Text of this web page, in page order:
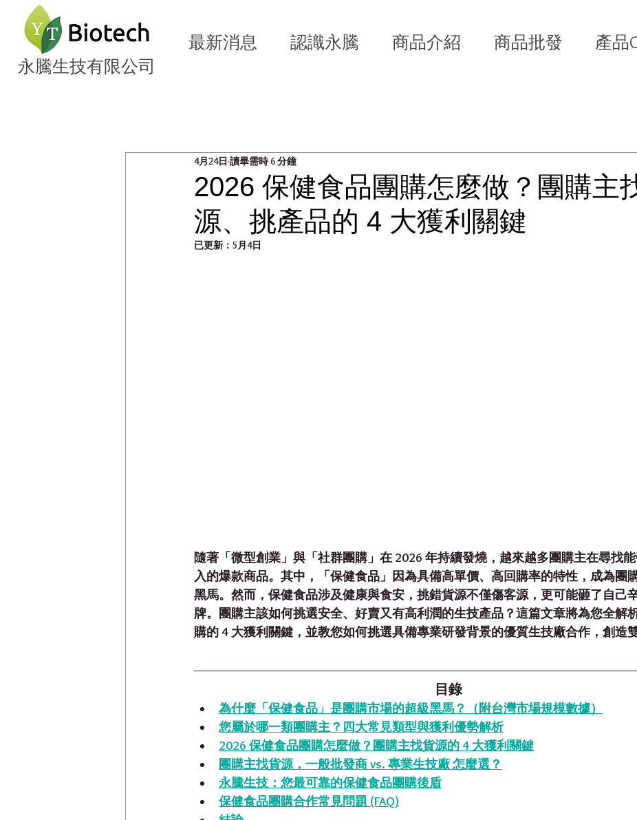
騰生技有限公司
最新消息 認識永騰 商品介紹 商品批發 產品
2026 保健食品團購怎麼做？團購主
源、挑產品的 4 大獲利關鍵
4月24日 讀畢需時 6 分鐘
已更新： 5月4日
隨著「微型創業」與「社群團購」在 2026 年持續發燒，越來越多團購主在尋找
入的爆款商品。其中，「保健食品」因為具備高單價、高回購率的特性，成為團
黑馬。然而，保健食品涉及健康與食安，挑錯貨源不僅傷客源，更可能砸了自己
牌。團購主該如何挑選安全、好賣又有高利潤的生技產品？這篇文章將為您全解
購的 4 大獲利關鍵，並教您如何挑選具備專業研發背景的優質生技廠合作，創造
目錄
為什麼「保健食品」是團購市場的超級黑馬？（附台灣市場規模數據）
您屬於哪一類團購主？四大常見類型與獲利優勢解析
2026 保健食品團購怎麼做？團購主找貨源的 4 大獲利關鍵
團購主找貨源，一般批發商 vs. 專業生技廠 怎麼選？
永騰生技：您最可靠的保健食品團購後盾
保健食品團購合作常見問題 (FAQ)